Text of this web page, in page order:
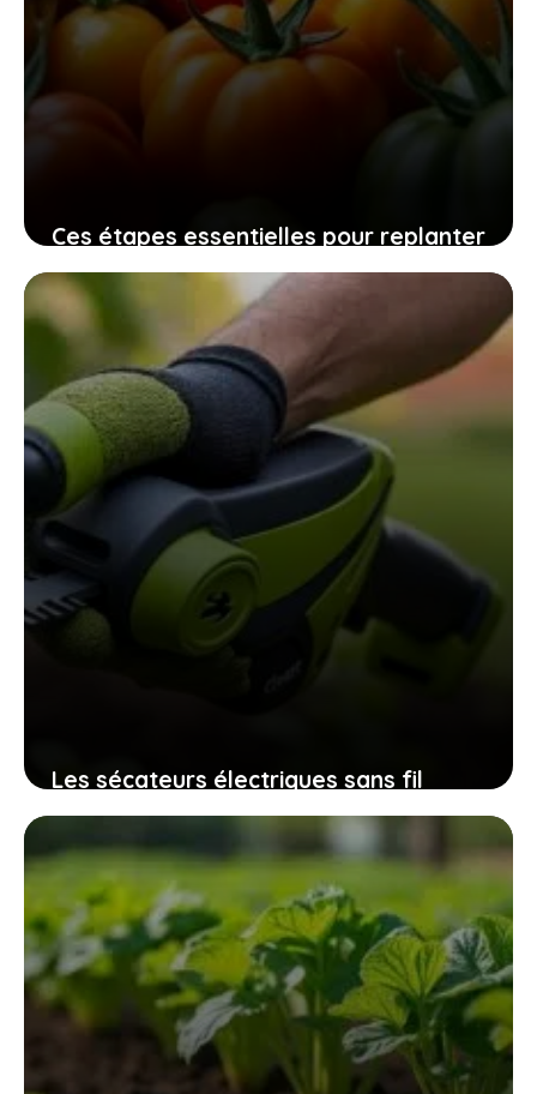
Ces étapes essentielles pour replanter
vos graines de tomates maison
assurent une récolte pleine de saveurs
10 novembre 2025
Les sécateurs électriques sans fil
32mm qui révolutionnent l’entretien
des espaces verts sans fatigue
excessive
9 novembre 2025